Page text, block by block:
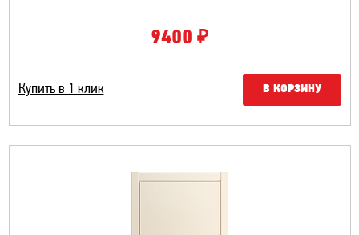
9400 ₽
Купить в 1 клик В КОРЗИНУ